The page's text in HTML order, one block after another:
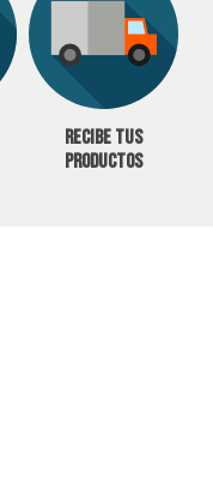
Recibe tus
productos